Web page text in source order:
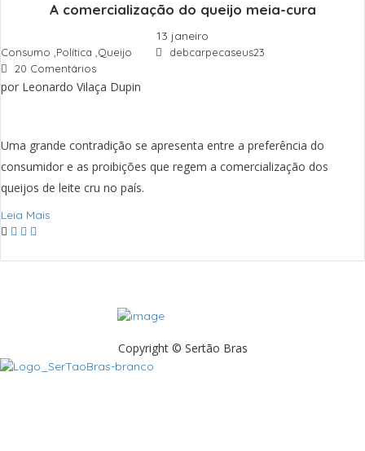
A comercialização do queijo meia-cura
13 janeiro
Consumo ,Política ,Queijo
debcarpecaseus23
20 Comentários
por Leonardo Vilaça Dupin
Uma grande contradição se apresenta entre a preferência do
consumidor e as proibições que regem a comercialização dos
queijos de leite cru no país.
Leia Mais
Copyright © Sertão Bras